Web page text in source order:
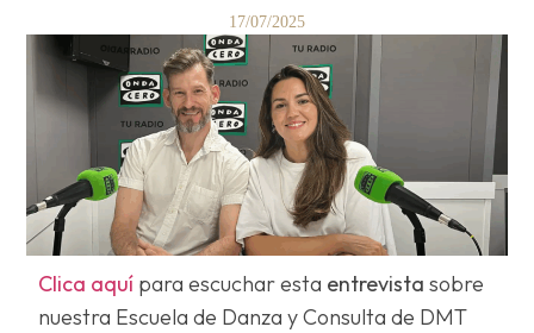
17/07/2025
Clica aquí para escuchar esta entrevista sobre
nuestra Escuela de Danza y Consulta de DMT